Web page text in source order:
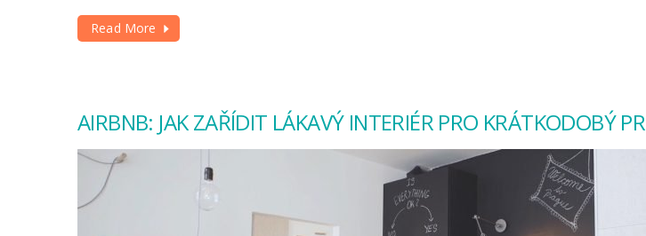
Read More
AIRBNB: JAK ZAŘÍDIT LÁKAVÝ INTERIÉR PRO KRÁTKODOBÝ